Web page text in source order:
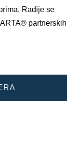
Radije se
partnerskih